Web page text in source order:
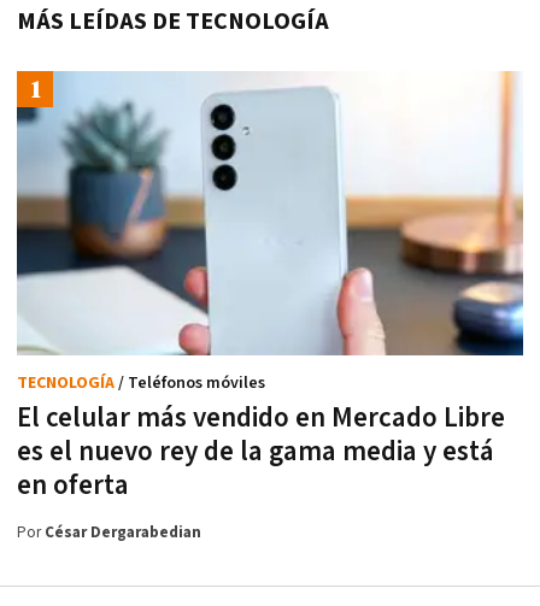
MÁS LEÍDAS DE TECNOLOGÍA
El celular más vendido en Mercado Libre
es el nuevo rey de la gama media y está
en oferta
TECNOLOGÍA/ Teléfonos móviles
PorCésar Dergarabedian